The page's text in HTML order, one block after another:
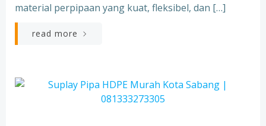
material perpipaan yang kuat, fleksibel, dan […]
read more